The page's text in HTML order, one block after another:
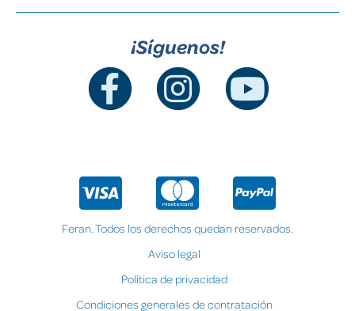
¡Síguenos!
Feran. Todos los derechos quedan reservados.
Aviso legal
Política de privacidad
Condiciones generales de contratación